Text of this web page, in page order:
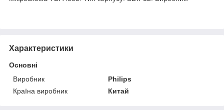
Характеристики
Основні
Виробник
Philips
Країна виробник
Китай